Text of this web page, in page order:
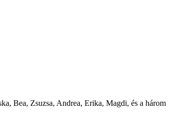
Bea, Zsuzsa, Andrea, Erika, Magdi, és a három